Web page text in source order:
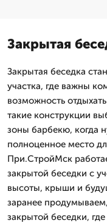
Закрытая
Закрытая беседка
участка, где важны
возможность
такие конструкции
зоны барбекю, когда
полноценное место
При.СтройМск
закрытой беседки с
высоты, крыши и
заранее
закрытой беседки,